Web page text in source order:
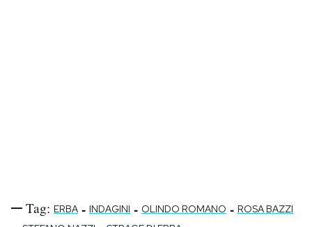
Tag: ERBA - INDAGINI - OLINDO ROMANO - ROSA BAZZI